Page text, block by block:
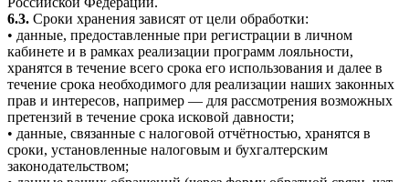
6.3. Сроки хранения зависят от цели обработки:
• данные, предоставленные при регистрации в личном
кабинете и в рамках реализации программ лояльности,
хранятся в течение всего срока его использования и далее в
течение срока необходимого для реализации наших законных
прав и интересов, например — для рассмотрения возможных
претензий в течение срока исковой давности;
• данные, связанные с налоговой отчётностью, хранятся в
сроки, установленные налоговым и бухгалтерским
законодательством;